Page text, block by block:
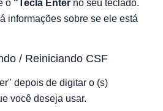
o "Tecla Enter no seu teclado.
informações sobre se ele está
/ Reiniciando CSF
depois de digitar o (s)
você deseja usar.